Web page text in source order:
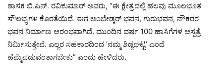
ಶಾಸಕ ಬಿ.ಎನ್. ರವಿಕುಮಾರ್ ಅವರು, “ಈ ಕ್ಷೇತ್ರದಲ್ಲಿ ಹಲವು ಮೂಲಭೂತ
ಸೌಲಭ್ಯಗಳ ಕೊರತೆಯಿದೆ. ಈಗ ಅಂಬೇಡ್ಕರ್ ಭವನ, ಗುರುಭವನ, ನೌಕರರ
ಭವನ ನಿರ್ಮಾಣ ಆರಂಭವಾಗಿದೆ. ಮುಂದಿನ ವರ್ಷ 100 ಹಾಸಿಗೆಗಳ ಆಸ್ಪತ್ರೆ
ನಿರ್ಮಿಸುತ್ತೇವೆ. ಎಲ್ಲರ ಸಹಕಾರದಿಂದ ‘ನಮ್ಮ ಶಿಡ್ಲಘಟ್ಟ’ ಎಂದೆ
ಹೆಮ್ಮೆಪಡುವಂತಾಗಬೇಕು” ಎಂದು ಹೇಳಿದರು.